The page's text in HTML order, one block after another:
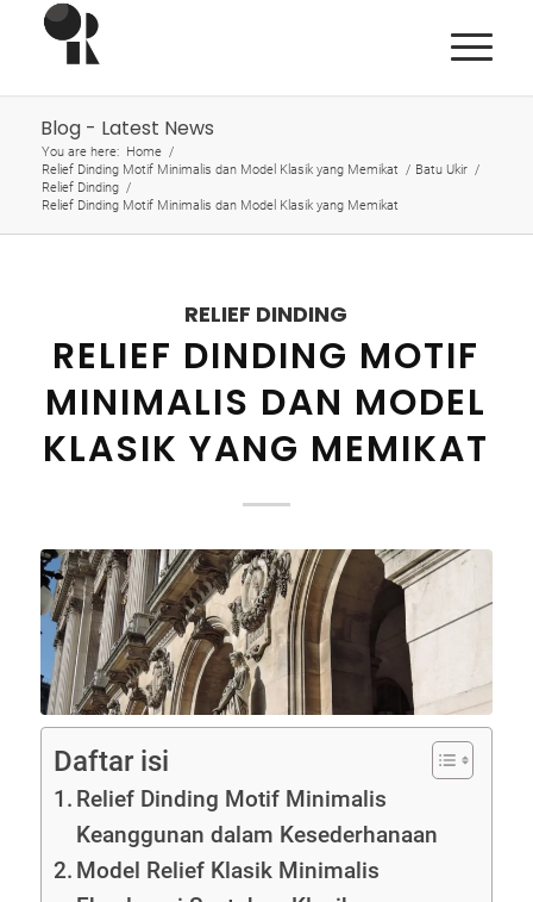
Blog - Latest News
You are here: Home /
Relief Dinding Motif Minimalis dan Model Klasik yang Memikat / Batu Ukir /
Relief Dinding /
Relief Dinding Motif Minimalis dan Model Klasik yang Memikat
RELIEF DINDING
RELIEF DINDING MOTIF
MINIMALIS DAN MODEL
KLASIK YANG MEMIKAT
Daftar isi
Relief Dinding Motif Minimalis
Keanggunan dalam Kesederhanaan
Model Relief Klasik Minimalis